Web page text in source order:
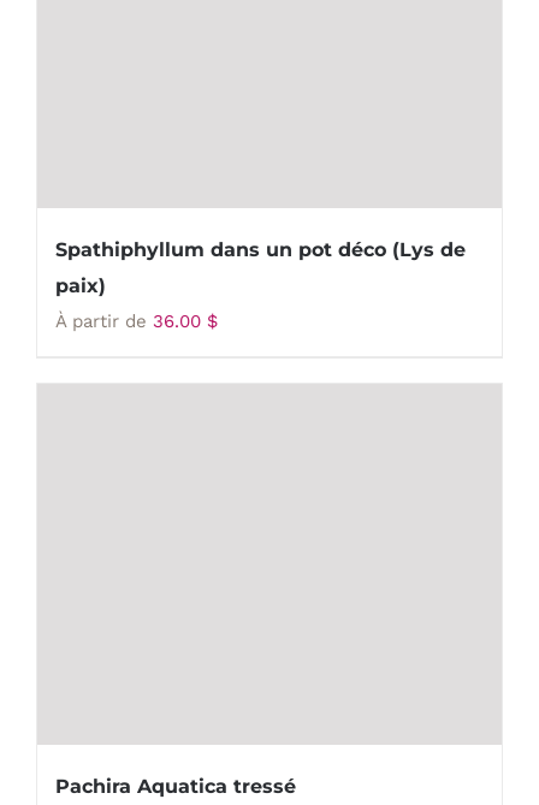
Spathiphyllum dans un pot déco (Lys de
paix)
À partir de 36.00 $
Pachira Aquatica tressé